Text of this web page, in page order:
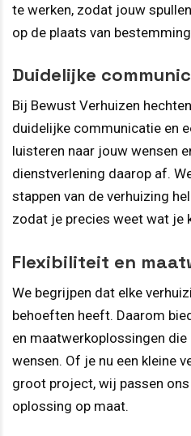
te werken, zodat jouw
op de plaats van
Duidelijke
Bij Bewust Verhuizen
duidelijke communicatie en
luisteren naar jouw wensen
dienstverlening daarop af.
stappen van de verhuizing
zodat je precies weet wat je
Flexibiliteit en
We begrijpen dat elke
behoeften heeft. Daarom
en maatwerkoplossingen
wensen. Of je nu een kleine
groot project, wij passen
oplossing op maat.